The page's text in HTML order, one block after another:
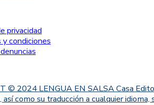
privacidad
condiciones
© 2024 LENGUA EN SALSA Casa
como su traducción a cualquier